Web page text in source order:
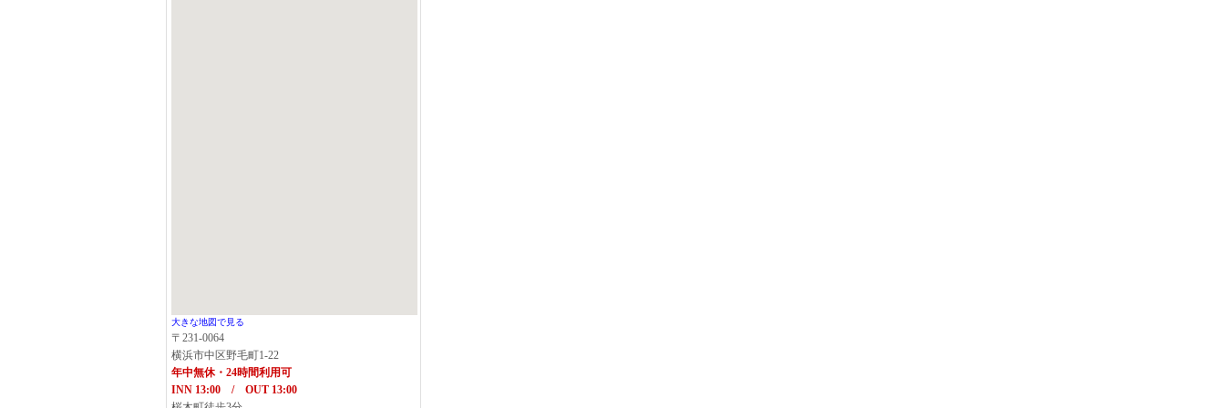
大きな地図で見る
〒231-0064
横浜市中区野毛町1-22
年中無休・24時間利用可
INN 13:00 / OUT 13:00